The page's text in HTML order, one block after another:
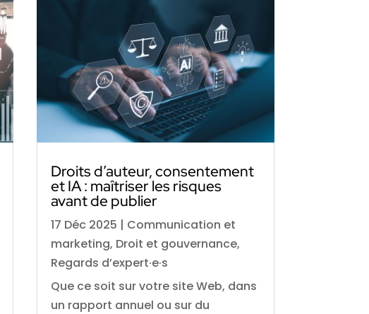
Droits d’auteur, consentement
et IA : maîtriser les risques
avant de publier
17 Déc 2025 | Communication et
marketing, Droit et gouvernance,
Regards d’expert·e·s
Que ce soit sur votre site Web, dans
un rapport annuel ou sur du